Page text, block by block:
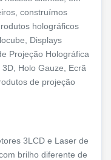
construímos
holográficos
Displays
Projeção Holográfica
Holo Gauze, Ecrã
de projeção
3LCD e Laser de
brilho diferente de